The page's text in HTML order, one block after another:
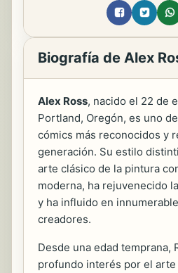
Biografía de Alex
Alex Ross, nacido el 22 de
Portland, Oregón, es uno
cómics más reconocidos y
generación. Su estilo
arte clásico de la pintura
moderna, ha rejuvenecido
y ha influido en
creadores.
Desde una edad temprana,
profundo interés por el arte